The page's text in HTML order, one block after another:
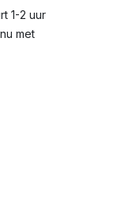
1-2 uur
met